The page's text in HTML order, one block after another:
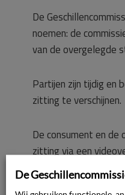
De
noemen: de
van de overgelegde
Partijen zijn tijdig en
zitting te verschijnen.
De consument en de
zitting via een
toegelicht.
De